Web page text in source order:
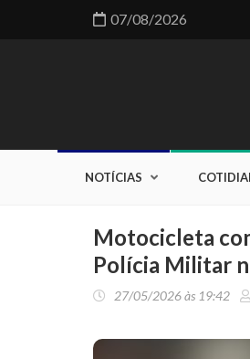
07/08/2026
NOTÍCIAS
Motocicleta
Polícia Militar
27/05/2026 às 19:42